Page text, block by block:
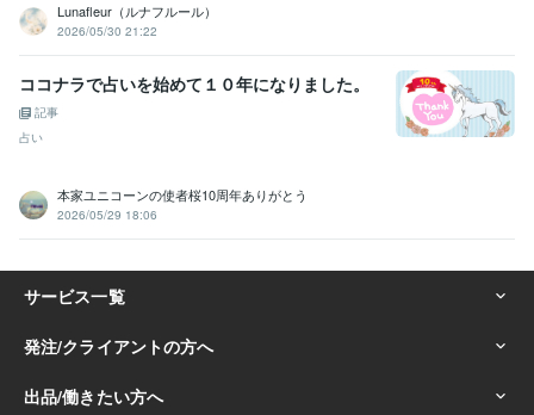
Lunafleur（ルナフルール）
2026/05/30 21:22
ココナラで占いを始めて１０年になりました。
記事
占い
本家ユニコーンの使者桜10周年ありがとう
2026/05/29 18:06